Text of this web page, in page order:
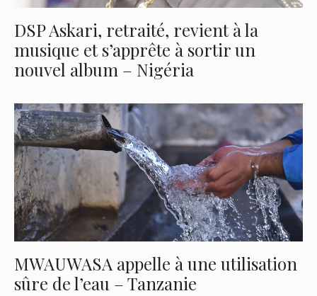
DSP Askari, retraité, revient à la
musique et s’apprête à sortir un
nouvel album – Nigéria
MWAUWASA appelle à une utilisation
sûre de l’eau – Tanzanie